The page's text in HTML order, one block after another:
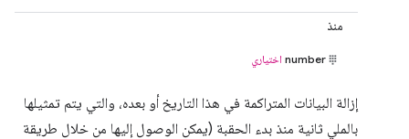
منذ
number اختياري
إزالة البيانات المتراكمة في هذا التاريخ أو بعده، والتي يتم تمثيلها
بالملي ثانية منذ بدء الحقبة (يمكن الوصول إليها من خلال طريقة